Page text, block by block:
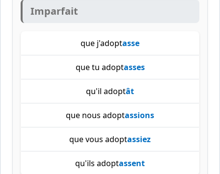
Imparfait
que j'adoptasse
que tu adoptasses
qu'il adoptât
que nous adoptassions
que vous adoptassiez
qu'ils adoptassent